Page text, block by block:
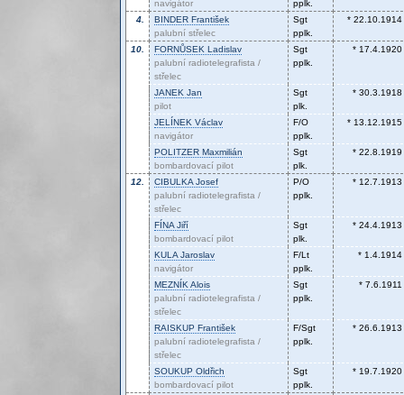
navigátor
pplk.
4.
BINDER František
palubní střelec
Sgt
pplk.
* 22.10.1914
10. FORNŮSEK Ladislav
palubní radiotelegrafista /
střelec
Sgt
pplk.
* 17.4.1920
JANEK Jan
pilot
Sgt
plk.
* 30.3.1918
JELÍNEK Václav
navigátor
F/O
pplk.
* 13.12.1915
POLITZER Maxmilián
bombardovací pilot
Sgt
plk.
* 22.8.1919
12. CIBULKAJosef
palubní radiotelegrafista /
střelec
P/O
pplk.
* 12.7.1913
FÍNAJiří
bombardovací pilot
Sgt
plk.
* 24.4.1913
KULAJaroslav
navigátor
F/Lt
pplk.
* 1.4.1914
MEZNÍKAlois
palubní radiotelegrafista /
střelec
Sgt
pplk.
* 7.6.1911
RAISKUP František
palubní radiotelegrafista /
střelec
F/Sgt
pplk.
* 26.6.1913
SOUKUP Oldřich
bombardovací pilot
Sgt
pplk.
* 19.7.1920